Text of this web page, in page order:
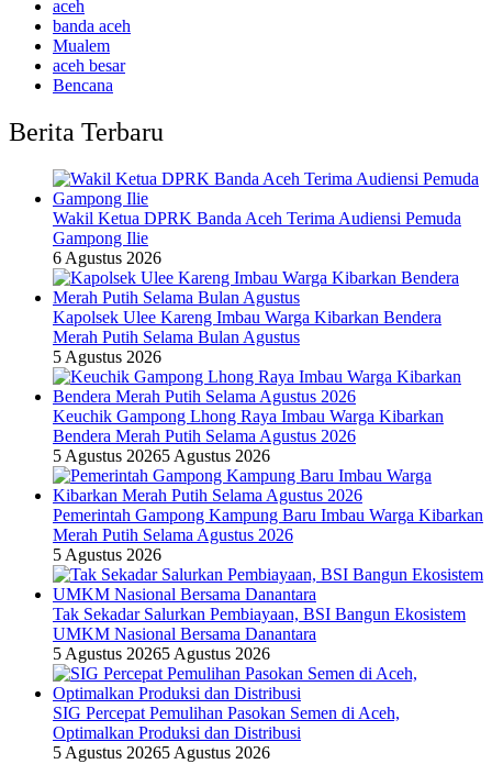
aceh
banda aceh
Mualem
aceh besar
Bencana
Berita Terbaru
Wakil Ketua DPRK Banda Aceh Terima Audiensi Pemuda
Gampong Ilie
6 Agustus 2026
Kapolsek Ulee Kareng Imbau Warga Kibarkan Bendera
Merah Putih Selama Bulan Agustus
5 Agustus 2026
Keuchik Gampong Lhong Raya Imbau Warga Kibarkan
Bendera Merah Putih Selama Agustus 2026
5 Agustus 20265 Agustus 2026
Pemerintah Gampong Kampung Baru Imbau Warga Kibarkan
Merah Putih Selama Agustus 2026
5 Agustus 2026
Tak Sekadar Salurkan Pembiayaan, BSI Bangun Ekosistem
UMKM Nasional Bersama Danantara
5 Agustus 20265 Agustus 2026
SIG Percepat Pemulihan Pasokan Semen di Aceh,
Optimalkan Produksi dan Distribusi
5 Agustus 20265 Agustus 2026